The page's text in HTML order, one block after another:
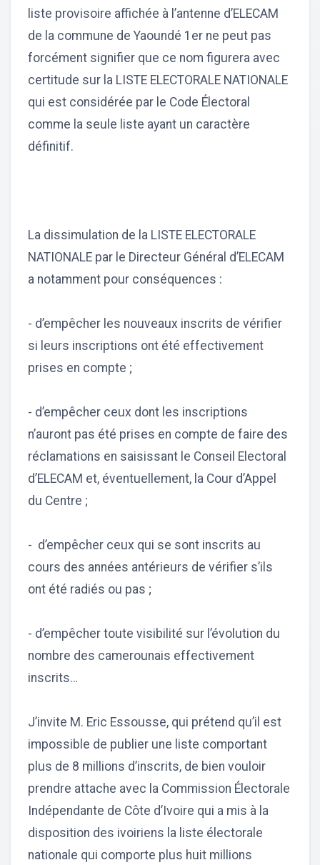
liste provisoire affichée à l’antenne d’ELECAM
de la commune de Yaoundé 1er ne peut pas
forcément signifier que ce nom figurera avec
certitude sur la LISTE ELECTORALE NATIONALE
qui est considérée par le Code Électoral
comme la seule liste ayant un caractère
définitif.
La dissimulation de la LISTE ELECTORALE
NATIONALE par le Directeur Général d’ELECAM
a notamment pour conséquences :
- d’empêcher les nouveaux inscrits de vérifier
si leurs inscriptions ont été effectivement
prises en compte ;
- d’empêcher ceux dont les inscriptions
n’auront pas été prises en compte de faire des
réclamations en saisissant le Conseil Electoral
d’ELECAM et, éventuellement, la Cour d’Appel
du Centre ;
- d’empêcher ceux qui se sont inscrits au
cours des années antérieurs de vérifier s’ils
ont été radiés ou pas ;
- d’empêcher toute visibilité sur l’évolution du
nombre des camerounais effectivement
inscrits…
J’invite M. Eric Essousse, qui prétend qu’il est
impossible de publier une liste comportant
plus de 8 millions d’inscrits, de bien vouloir
prendre attache avec la Commission Électorale
Indépendante de Côte d’Ivoire qui a mis à la
disposition des ivoiriens la liste électorale
nationale qui comporte plus huit millions